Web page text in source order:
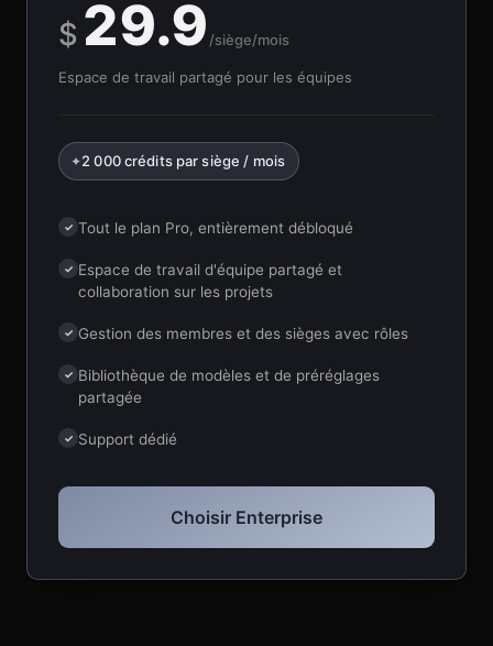
$ 29.9 /siège/mois
Espace de travail partagé pour les équipes
✦2 000 crédits par siège / mois
✓ Tout le plan Pro, entièrement débloqué
✓ Espace de travail d'équipe partagé et
collaboration sur les projets
✓ Gestion des membres et des sièges avec rôles
✓ Bibliothèque de modèles et de préréglages
partagée
✓ Support dédié
Choisir Enterprise